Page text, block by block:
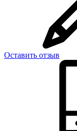
Оставить отзыв